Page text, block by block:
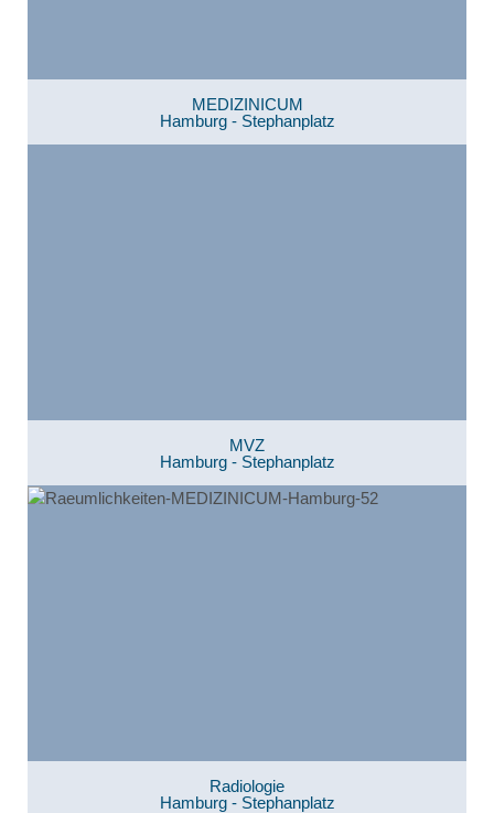
MEDIZINICUM
Hamburg - Stephanplatz
MVZ
Hamburg - Stephanplatz
Radiologie
Hamburg - Stephanplatz